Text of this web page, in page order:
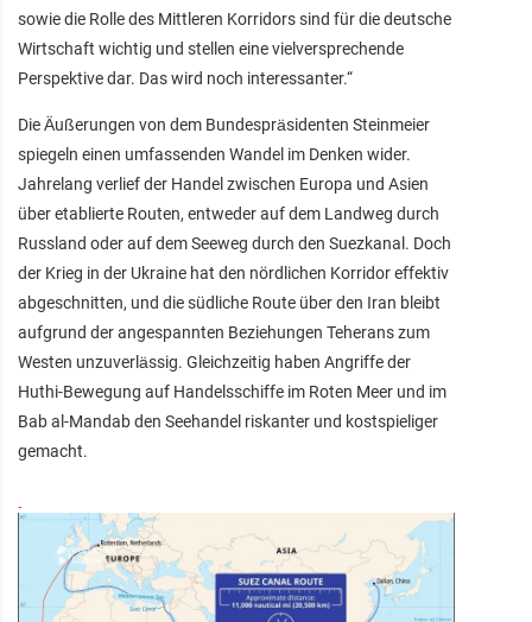
sowie die Rolle des Mittleren Korridors sind für die deutsche
Wirtschaft wichtig und stellen eine vielversprechende
Perspektive dar. Das wird noch interessanter.“
Die Äußerungen von dem Bundespräsidenten Steinmeier
spiegeln einen umfassenden Wandel im Denken wider.
Jahrelang verlief der Handel zwischen Europa und Asien
über etablierte Routen, entweder auf dem Landweg durch
Russland oder auf dem Seeweg durch den Suezkanal. Doch
der Krieg in der Ukraine hat den nördlichen Korridor effektiv
abgeschnitten, und die südliche Route über den Iran bleibt
aufgrund der angespannten Beziehungen Teherans zum
Westen unzuverlässig. Gleichzeitig haben Angriffe der
Huthi-Bewegung auf Handelsschiffe im Roten Meer und im
Bab al-Mandab den Seehandel riskanter und kostspieliger
gemacht.